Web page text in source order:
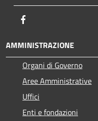
AMMINISTRAZIONE
Organi di Governo
Aree Amministrative
Uffici
Enti e fondazioni